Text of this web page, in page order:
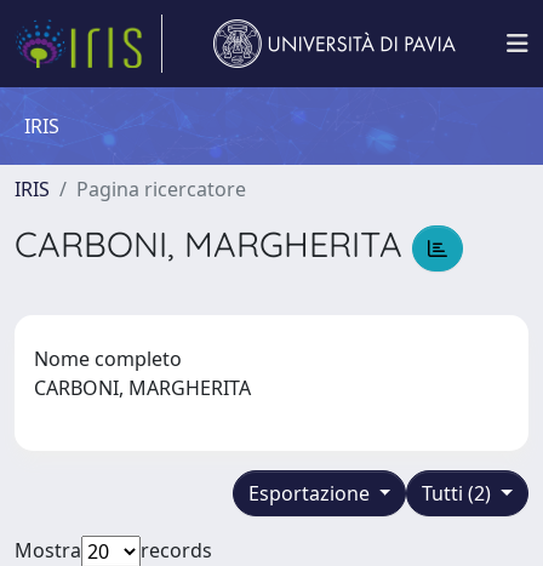
IRIS
IRIS Pagina ricercatore
CARBONI, MARGHERITA
Nome completo
CARBONI, MARGHERITA
Tutti (2)
Esportazione
Mostra
records